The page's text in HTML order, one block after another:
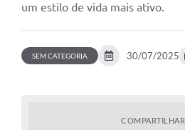
um estilo de vida mais ativo.
SEM CATEGORIA 30/07/2025
COMPARTILHAR